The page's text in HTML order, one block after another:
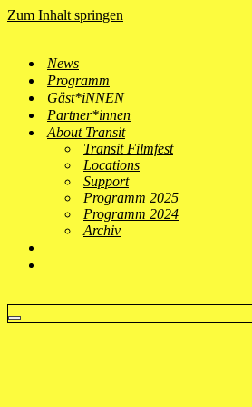
Zum Inhalt springen
News
Programm
Gäst*iNNEN
Partner*innen
About Transit
Transit Filmfest
Locations
Support
Programm 2025
Programm 2024
Archiv
Navigationsmenü